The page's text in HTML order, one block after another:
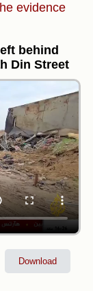
evidence
behind
Din Street
Download